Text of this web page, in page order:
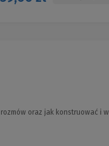
oraz jak konstruować i w